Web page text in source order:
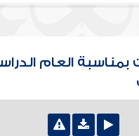
العام